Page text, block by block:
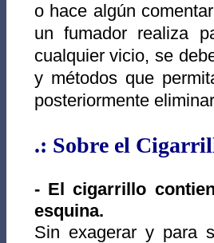
o hace algún
un fumador realiza
cualquier vicio, se
y métodos que
posteriormente
.: Sobre el
- El cigarrillo
esquina.
Sin exagerar y para